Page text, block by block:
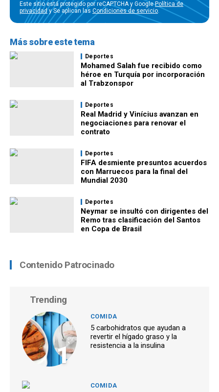
Este sitio está protegido por reCAPTCHA y GooglePolítica de
privacidady Se aplican las Condiciones de servicio.
Más sobre este tema
Deportes
Mohamed Salah fue recibido como
héroe en Turquía por incorporación
al Trabzonspor
Deportes
Real Madrid y Vinícius avanzan en
negociaciones para renovar el
contrato
Deportes
FIFA desmiente presuntos acuerdos
con Marruecos para la final del
Mundial 2030
Deportes
Neymar se insultó con dirigentes del
Remo tras clasificación del Santos
en Copa de Brasil
Contenido Patrocinado
Trending
1
COMIDA
5 carbohidratos que ayudan a
revertir el hígado graso y la
resistencia a la insulina
COMIDA